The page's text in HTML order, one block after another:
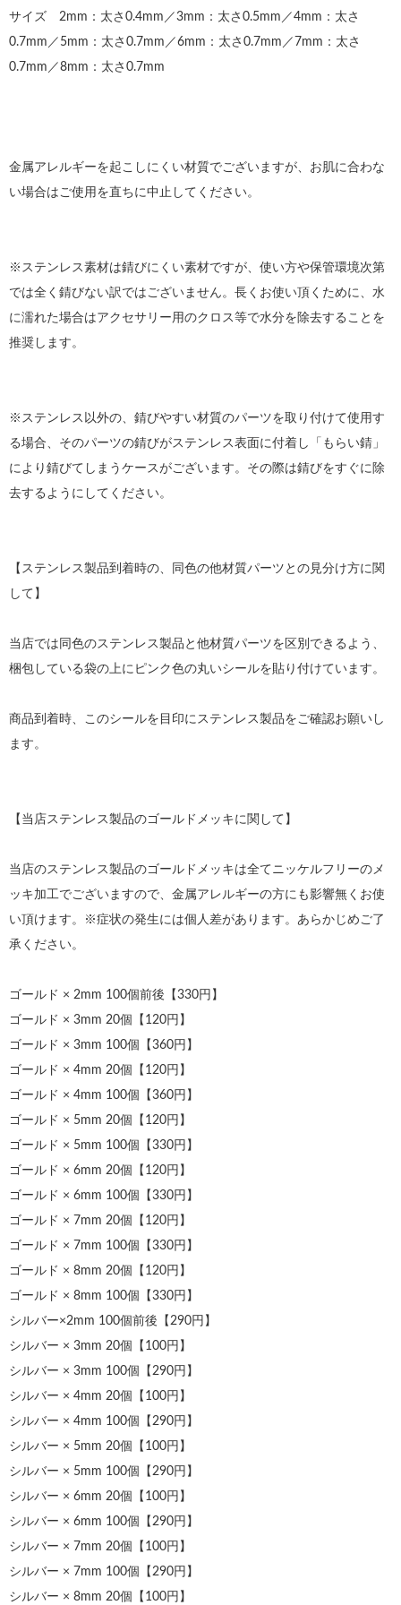
サイズ 2mm：太さ0.4mm／3mm：太さ0.5mm／4mm：太さ
0.7mm／5mm：太さ0.7mm／6mm：太さ0.7mm／7mm：太さ
0.7mm／8mm：太さ0.7mm
金属アレルギーを起こしにくい材質でございますが、お肌に合わな
い場合はご使用を直ちに中止してください。
※ステンレス素材は錆びにくい素材ですが、使い方や保管環境次第
では全く錆びない訳ではございません。長くお使い頂くために、水
に濡れた場合はアクセサリー用のクロス等で水分を除去することを
推奨します。
※ステンレス以外の、錆びやすい材質のパーツを取り付けて使用す
る場合、そのパーツの錆びがステンレス表面に付着し「もらい錆」
により錆びてしまうケースがございます。その際は錆びをすぐに除
去するようにしてください。
【ステンレス製品到着時の、同色の他材質パーツとの見分け方に関
して】
当店では同色のステンレス製品と他材質パーツを区別できるよう、
梱包している袋の上にピンク色の丸いシールを貼り付けています。
商品到着時、このシールを目印にステンレス製品をご確認お願いし
ます。
【当店ステンレス製品のゴールドメッキに関して】
当店のステンレス製品のゴールドメッキは全てニッケルフリーのメ
ッキ加工でございますので、金属アレルギーの方にも影響無くお使
い頂けます。※症状の発生には個人差があります。あらかじめご了
承ください。
ゴールド × 2mm 100個前後【330円】
ゴールド × 3mm 20個【120円】
ゴールド × 3mm 100個【360円】
ゴールド × 4mm 20個【120円】
ゴールド × 4mm 100個【360円】
ゴールド × 5mm 20個【120円】
ゴールド × 5mm 100個【330円】
ゴールド × 6mm 20個【120円】
ゴールド × 6mm 100個【330円】
ゴールド × 7mm 20個【120円】
ゴールド × 7mm 100個【330円】
ゴールド × 8mm 20個【120円】
ゴールド × 8mm 100個【330円】
シルバー×2mm 100個前後【290円】
シルバー × 3mm 20個【100円】
シルバー × 3mm 100個【290円】
シルバー × 4mm 20個【100円】
シルバー × 4mm 100個【290円】
シルバー × 5mm 20個【100円】
シルバー × 5mm 100個【290円】
シルバー × 6mm 20個【100円】
シルバー × 6mm 100個【290円】
シルバー × 7mm 20個【100円】
シルバー × 7mm 100個【290円】
シルバー × 8mm 20個【100円】